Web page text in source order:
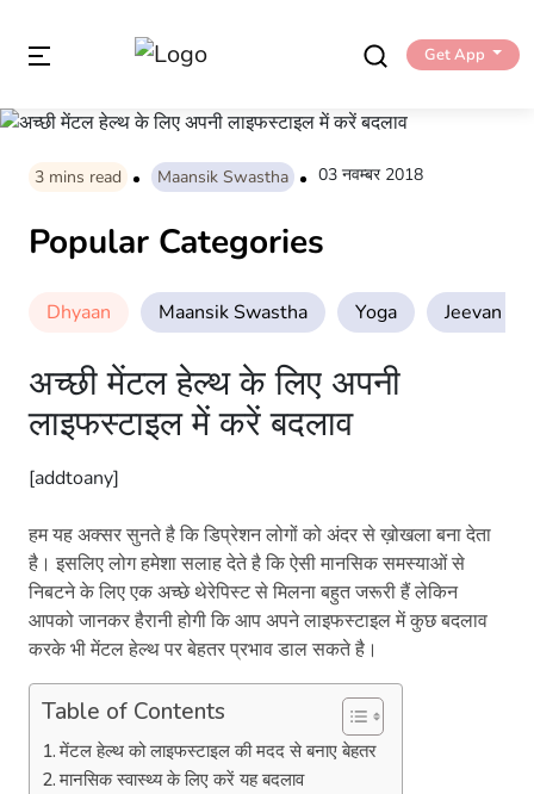
Get App
3 mins read Maansik Swastha 03 नवम्बर 2018
Popular Categories
Dhyaan Maansik Swastha Yoga Jeevan
अच्छी मेंटल हेल्थ के लिए अपनी
लाइफस्टाइल में करें बदलाव
[addtoany]
हम यह अक्सर सुनते है कि डिप्रेशन लोगों को अंदर से ख़ोखला बना देता
है। इसलिए लोग हमेशा सलाह देते है कि ऐसी मानसिक समस्याओं से
निबटने के लिए एक अच्छे थेरेपिस्ट से मिलना बहुत जरूरी हैं लेकिन
आपको जानकर हैरानी होगी कि आप अपने लाइफस्टाइल में कुछ बदलाव
करके भी मेंटल हेल्थ पर बेहतर प्रभाव डाल सकते है।
Table of Contents
मेंटल हेल्थ को लाइफस्टाइल की मदद से बनाए बेहतर
मानसिक स्वास्थ्य के लिए करें यह बदलाव